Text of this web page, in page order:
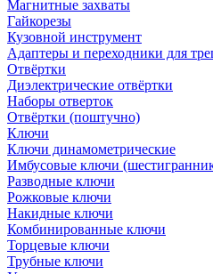
Магнитные захваты
Гайкорезы
Кузовной инструмент
Адаптеры и переходники для
Отвёртки
Диэлектрические отвёртки
Наборы отверток
Отвёртки (поштучно)
Ключи
Ключи динамометрические
Имбусовые ключи
Разводные ключи
Рожковые ключи
Накидные ключи
Комбинированные ключи
Торцевые ключи
Трубные ключи